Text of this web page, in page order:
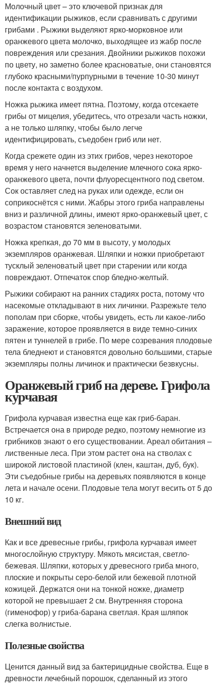
Молочный цвет – это ключевой признак для
идентификации рыжиков, если сравнивать с другими
грибами . Рыжики выделяют ярко-морковное или
оранжевого цвета молочко, выходящее из жабр после
повреждения или срезания. Двойники рыжиков похожи
по цвету, но заметно более красноватые, они становятся
глубоко красными/пурпурными в течение 10-30 минут
после контакта с воздухом.
Ножка рыжика имеет пятна. Поэтому, когда отсекаете
грибы от мицелия, убедитесь, что отрезали часть ножки,
а не только шляпку, чтобы было легче
идентифицировать, съедобен гриб или нет.
Когда срежете один из этих грибов, через некоторое
время у него начнется выделение млечного сока ярко-
оранжевого цвета, почти флуоресцентного под светом.
Сок оставляет след на руках или одежде, если он
соприкоснётся с ними. Жабры этого гриба направлены
вниз и различной длины, имеют ярко-оранжевый цвет, с
возрастом становятся зеленоватыми.
Ножка крепкая, до 70 мм в высоту, у молодых
экземпляров оранжевая. Шляпки и ножки приобретают
тусклый зеленоватый цвет при старении или когда
повреждают. Отпечаток спор бледно-желтый.
Рыжики собирают на ранних стадиях роста, потому что
насекомые откладывают в них личинки. Разрежьте тело
пополам при сборке, чтобы увидеть, есть ли какое-либо
заражение, которое проявляется в виде темно-синих
пятен и туннелей в грибе. По мере созревания плодовые
тела бледнеют и становятся довольно большими, старые
экземпляры полны личинок и практически безвкусны.
Оранжевый гриб на дереве. Грифола
курчавая
Грифола курчавая известна еще как гриб-баран.
Встречается она в природе редко, поэтому немногие из
грибников знают о его существовании. Ареал обитания –
лиственные леса. При этом растет она на стволах с
широкой листовой пластиной (клен, каштан, дуб, бук).
Эти съедобные грибы на деревьях появляются в конце
лета и начале осени. Плодовые тела могут весить от 5 до
10 кг.
Внешний вид
Как и все древесные грибы, грифола курчавая имеет
многослойную структуру. Мякоть мясистая, светло-
бежевая. Шляпки, которых у древесного гриба много,
плоские и покрыты серо-белой или бежевой плотной
кожицей. Держатся они на тонкой ножке, диаметр
которой не превышает 2 см. Внутренняя сторона
(гименофор) у гриба-барана светлая. Края шляпок
слегка волнистые.
Полезные свойства
Ценится данный вид за бактерицидные свойства. Еще в
древности лечебный порошок, сделанный из этого